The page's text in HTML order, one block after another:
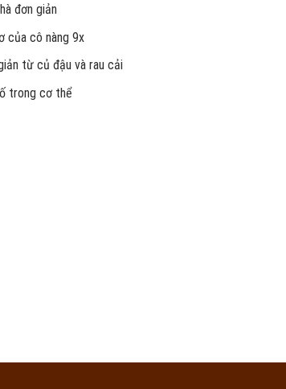
đơn giản
của cô nàng 9x
từ củ đậu và rau cải
trong cơ thể